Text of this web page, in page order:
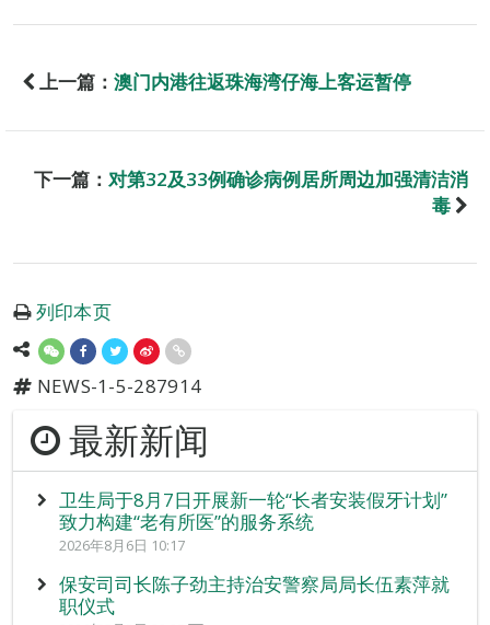
上一篇： 澳门内港往返珠海湾仔海上客运暂停
下一篇： 对第32及33例确诊病例居所周边加强清洁消
毒
列印本页
NEWS-1-5-287914
最新新闻
卫生局于8月7日开展新一轮“长者安装假牙计划”
致力构建“老有所医”的服务系统
2026年8月6日 10:17
保安司司长陈子劲主持治安警察局局长伍素萍就
职仪式